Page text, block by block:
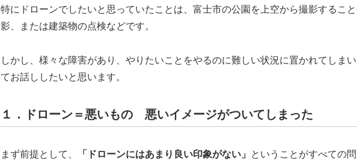
特にドローンでしたいと思っていたことは、富士市の公園を上空から撮影するこ
影、または建築物の点検などです。
しかし、様々な障害があり、やりたいことをやるのに難しい状況に置かれてしま
てお話ししたいと思います。
１．ドローン＝悪いもの 悪いイメージがついてしまった
まず前提として、 「ドローンにはあまり良い印象がない」
ということがすべての